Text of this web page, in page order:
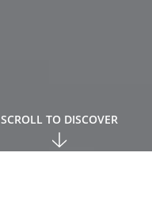
SCROLL TO DISCOVER